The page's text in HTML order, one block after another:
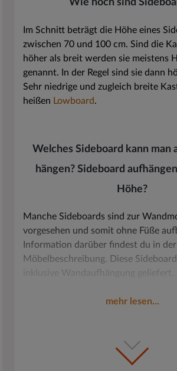
Wie hoch sind
Im Schnitt beträgt die Höhe eines
zwischen 70 und 100 cm. Sind die
höher als breit werden sie meistens
genannt. In der Regel sind sie dann
Sehr niedrige und zugleich breite
heißen Lowboard.
Welches Sideboard kann man
hängen? Sideboard
Höhe?
Manche Sideboards sind zur
vorgesehen und somit ohne Füße
Information darüber findest du in
Möbelbeschreibung. Diese
inklusive Wandaufhängung geliefert.
Sideboards mit deinen anderen
Stauraummöbel auf dem Boden,
deren Sockelhöhe. So ist der
mehr lesen...
Welche Farbe ist modern